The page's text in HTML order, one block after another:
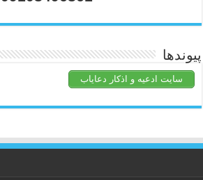
پیوندها
سایت ادعیه و اذکار دعایاب